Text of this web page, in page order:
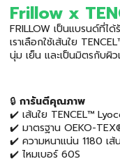
Frillow x
FRILLOW เป็นแบรนด์ที่ไ
เราเลือกใช้เส้นใย
นุ่ม เย็น และเป็นมิตรกับผิ
🔒 การันตีคุณภาพ
✔️ เส้นใย TENCEL™
✔️ มาตรฐาน OEKO-
✔️ ความหนาแน่น 1180 เ
✔️ ไหมเบอร์ 60S